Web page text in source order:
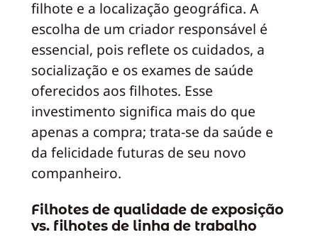
filhote e a localização geográfica. A
escolha de um criador responsável é
essencial, pois reflete os cuidados, a
socialização e os exames de saúde
oferecidos aos filhotes. Esse
investimento significa mais do que
apenas a compra; trata-se da saúde e
da felicidade futuras de seu novo
companheiro.
Filhotes de qualidade de exposição
vs. filhotes de linha de trabalho